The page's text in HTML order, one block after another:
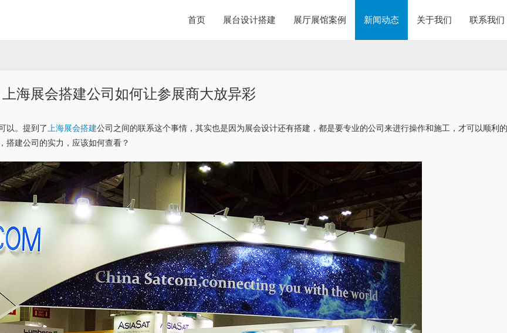
首页 展台设计搭建 展厅展馆案例 新闻动态 关于我们 联系我们
上海展会搭建公司如何让参展商大放异彩
以。提到了 上海展会搭建公司之间的联系这个事情，其实也是因为展会设计还有搭建，都是要专业的公司来进行操作和施工，才可以顺利
搭建公司的实力，应该如何查看？